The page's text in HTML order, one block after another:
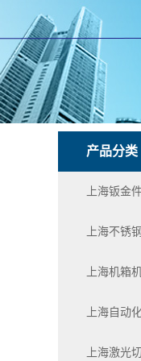
产品分类
上海钣金
上海不锈
上海机箱
上海自动
上海激光